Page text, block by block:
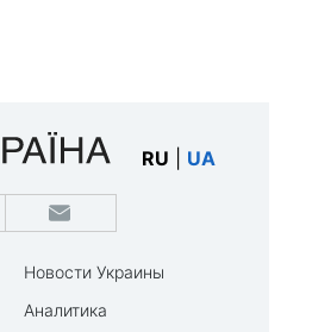
RU UA
Новости Украины
Аналитика